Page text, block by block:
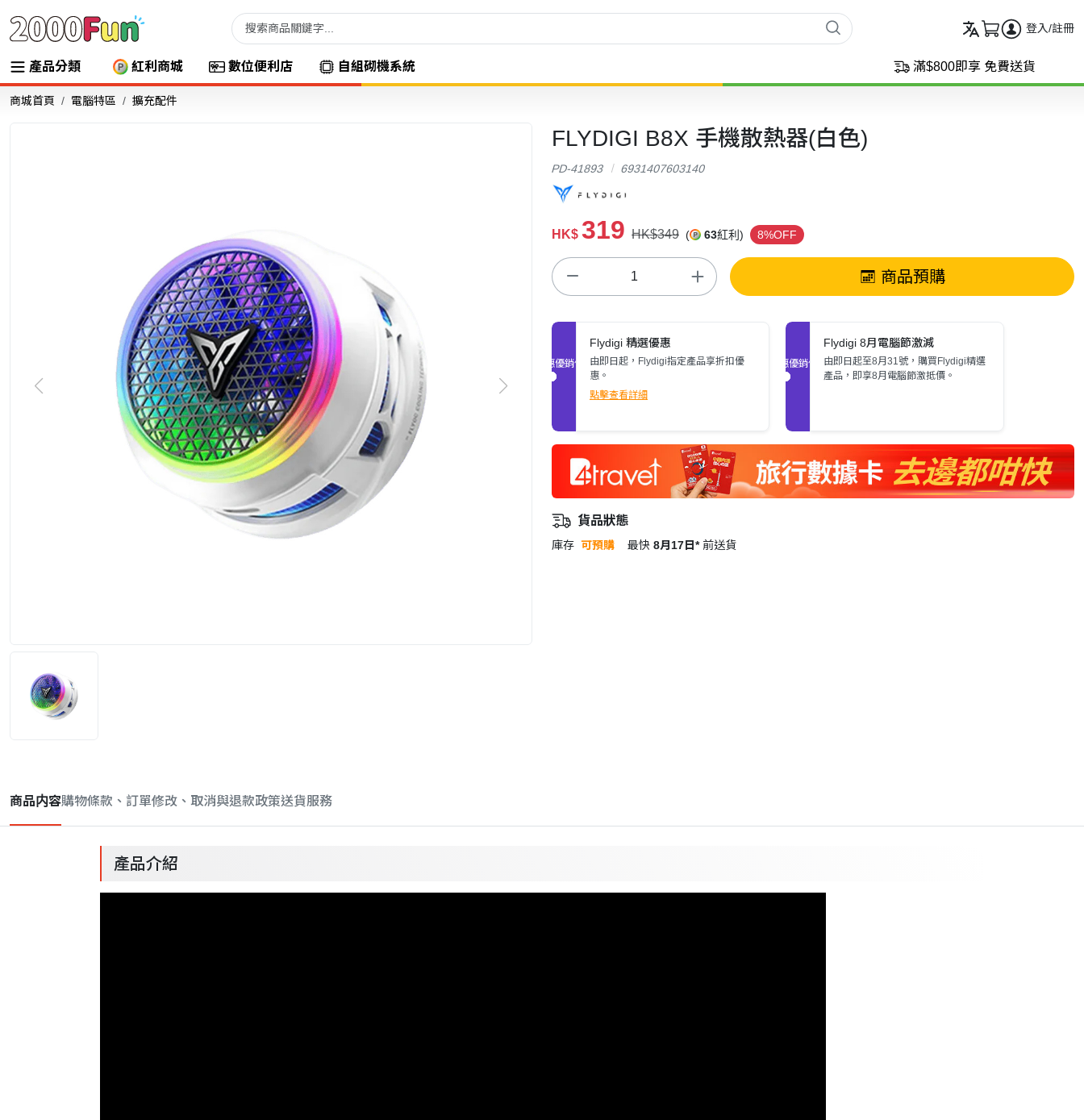
登入/註冊
產品分類 紅利商城 數位便利店 自組砌機系統 滿$800即享 免費送貨
商城首頁 電腦特區 擴充配件
FLYDIGI B8X 手機散熱器(白色)
PD-41893 6931407603140
HK$ 319 HK$349 ( 63紅利) 8%OFF
商品預購
促銷優惠
Flydigi 精選優惠
由即日起，Flydigi指定產品享折扣優
惠。
點擊查看詳細
促銷優惠
Flydigi 8月電腦節激減
由即日起至8月31號，購買Flydigi精選
產品，即享8月電腦節激抵價。
貨品狀態
庫存 可預購 最快 8月17日* 前送貨
商品内容購物條款、訂單修改、取消與退款政策送貨服務
產品介紹